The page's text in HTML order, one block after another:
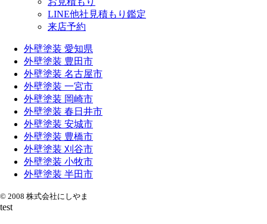
LINE他社見積もり鑑定
来店予約
外壁塗装 愛知県
外壁塗装 豊田市
外壁塗装 名古屋市
外壁塗装 一宮市
外壁塗装 岡崎市
外壁塗装 春日井市
外壁塗装 安城市
外壁塗装 豊橋市
外壁塗装 刈谷市
外壁塗装 小牧市
外壁塗装 半田市
© 2008 株式会社にしやま
test